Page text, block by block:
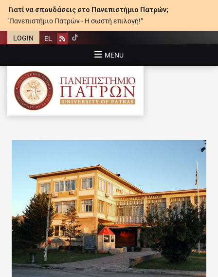
Γιατί να σπουδάσεις στο Πανεπιστήμιο Πατρών;
"Πανεπιστήμιο Πατρών - Η σωστή επιλογή!"
LOGIN EL Rss
MENU
ΠΑΝΕΠΙΣΤΉΜΙΟ ΠΑΤΡΏΝ